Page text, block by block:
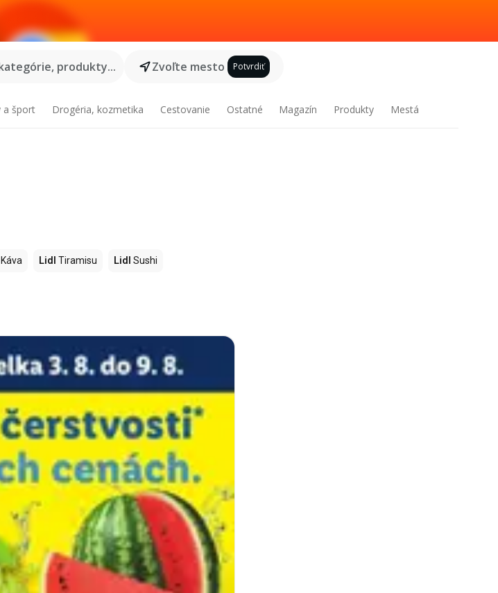
produkty...
Zvoľte mesto Potvrdiť
a šport Drogéria, kozmetika Cestovanie Ostatné Magazín Produkty Mestá
Káva Lidl Tiramisu Lidl Sushi